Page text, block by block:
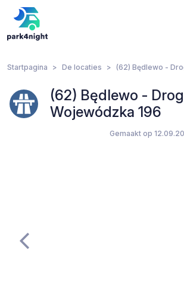
Startpagina De locaties (62) Będlewo -
(62) Będlewo -
Wojewódzka 196
Gemaakt op